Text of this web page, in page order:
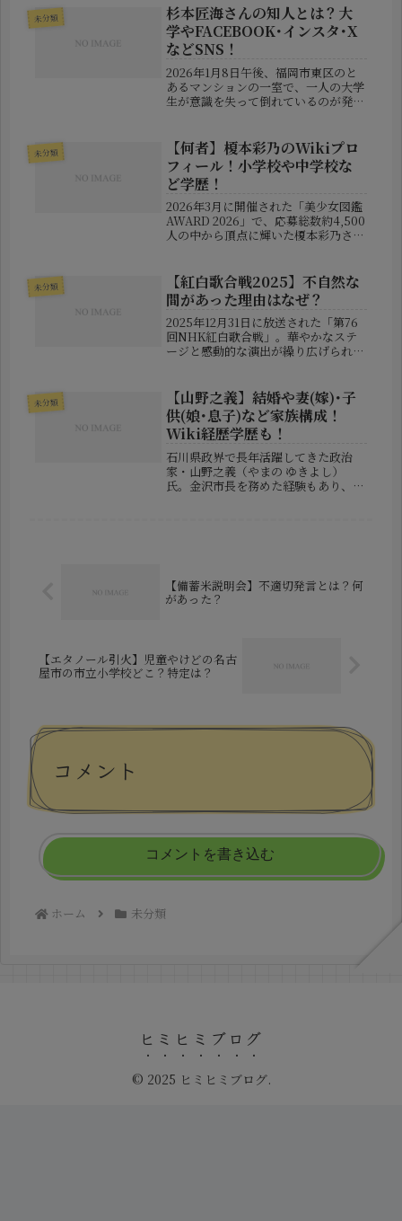
そこからSNSでは、「昔こんな態度だ
った」「実際は優しかった」など、...
未分類
杉本匠海さんの知人とは？大
学やFACEBOOK･インスタ･X
などSNS！
2026年1月8日午後、福岡市東区のと
あるマンションの一室で、一人の大学
生が意識を失って倒れているのが発見
その人物こそ、22歳の大学生・杉本匠
海さんだった。通報者は杉本さん...
未分類
【何者】榎本彩乃のWikiプロ
フィール！小学校や中学校な
ど学歴！
2026年3月に開催された「美少女図鑑
AWARD 2026」で、応募総数約4,500
人の中から頂点に輝いた榎本彩乃さ
ます。この記事では、榎本彩乃さんの
プロフィールや人物像...
未分類
【紅白歌合戦2025】不自然な
間があった理由はなぜ？
2025年12月31日に放送された「第76
回NHK紅白歌合戦」。華やかなステ
ージと感動的な演出が繰り広げられる
る…？」「テンポが少し悪く感じた」
「放送事故かと思った」そう、今...
未分類
【山野之義】結婚や妻(嫁)･子
供(娘･息子)など家族構成！
Wiki経歴学歴も！
石川県政界で長年活躍してきた政治
家・山野之義（やまの ゆきよし）
氏。金沢市長を務めた経験もあり、地
【備蓄米説明会】不適切発言とは？何
があった？
【エタノール引火】児童やけどの名古
屋市の市立小学校どこ？特定は？
コメント
コメントを書き込む
ホーム 未分類
ヒミヒミブログ
© 2025 ヒミヒミブログ.